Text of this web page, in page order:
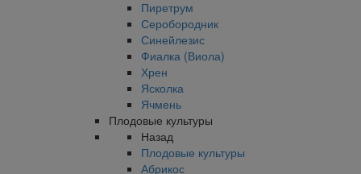
Пиретрум
Серобородник
Синейлезис
Фиалка (Виола)
Хрен
Ясколка
Ячмень
Плодовые культуры
Назад
Плодовые культуры
Абрикос